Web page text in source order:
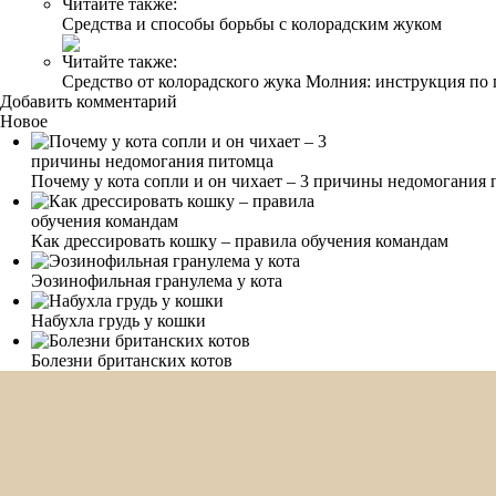
Читайте также:
Средства и способы борьбы с колорадским жуком
Читайте также:
Средство от колорадского жука Молния: инструкция
Добавить комментарий
Новое
Почему у кота сопли и он чихает – 3 причины недомогания
Как дрессировать кошку – правила обучения командам
Эозинофильная гранулема у кота
Набухла грудь у кошки
Болезни британских котов